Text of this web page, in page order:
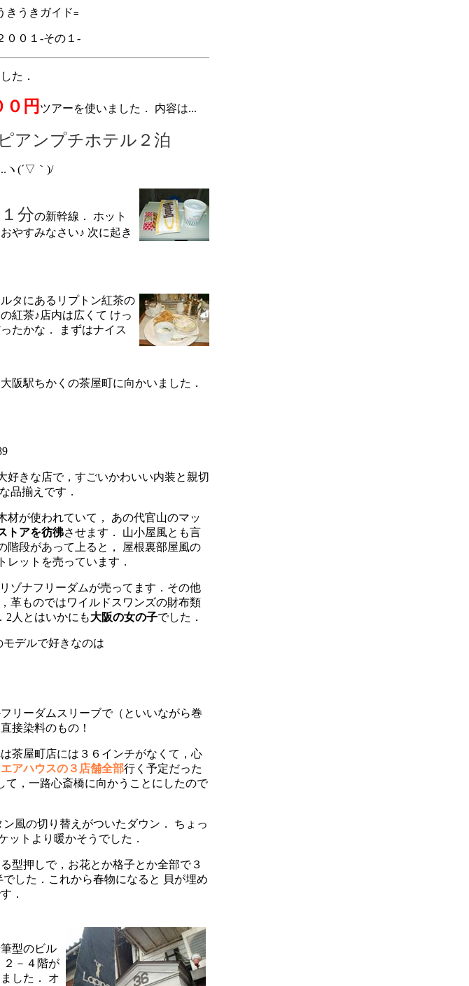
きうきガイド=
００１-その１-
た．
０円 ツアーを使いました． 内容は...
アンプチホテル２泊
(´▽｀)/
分の新幹線． ホット
やすみなさい♪ 次に起き
タにあるリプトン紅茶の
紅茶♪店内は広くて けっ
たかな． まずはナイス
阪駅ちかくの茶屋町に向かいました．
きな店で，すごいかわいい内装と親切
品揃えです．
が使われていて， あの代官山のマッ
トアを彷彿させます． 山小屋風とも言
階段があって上ると， 屋根裏部屋風の
レットを売っています．
ゾナフリーダムが売ってます．その他
革ものではワイルドスワンズの財布類
2人とはいかにも大阪の女の子でした．
モデルで好きなのは
リーダムスリーブで（といいながら巻
接染料のもの！
茶屋町店には３６インチがなくて，心
エアハウスの３店舗全部行く予定だった
，一路心斎橋に向かうことにしたので
風の切り替えがついたダウン． ちょっ
ットより暖かそうでした．
型押しで，お花とか格子とか全部で３
した．これから春物になると 貝が埋め
．
型のビル
２－４階が
した． オ